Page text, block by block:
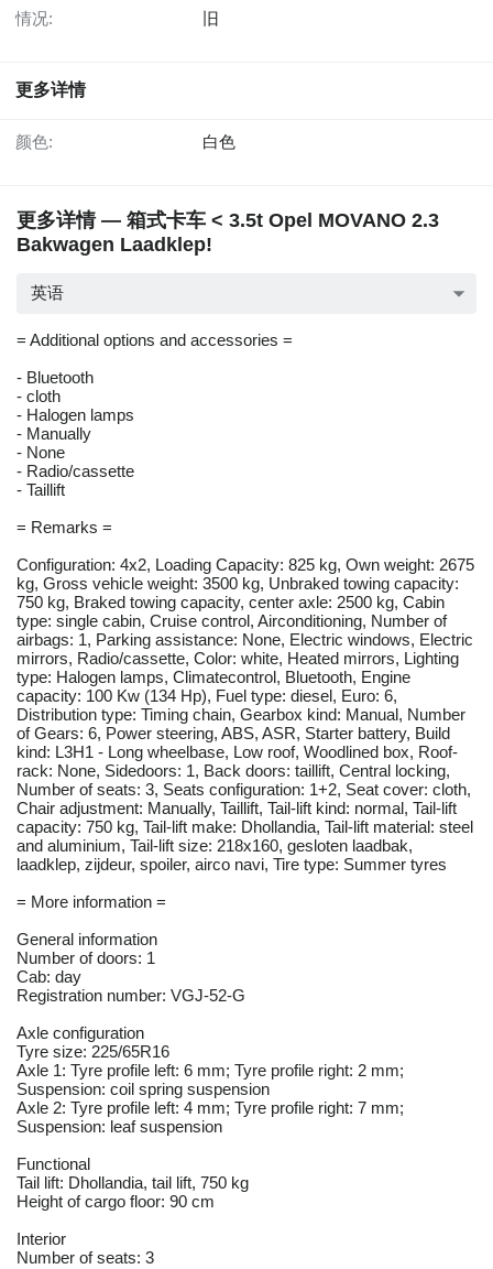
情况: 旧
更多详情
颜色: 白色
更多详情 — 箱式卡车 < 3.5t Opel MOVANO 2.3
Bakwagen Laadklep!
英语
= Additional options and accessories =
- Bluetooth
- cloth
- Halogen lamps
- Manually
- None
- Radio/cassette
- Taillift
= Remarks =
Configuration: 4x2, Loading Capacity: 825 kg, Own weight: 2675
kg, Gross vehicle weight: 3500 kg, Unbraked towing capacity:
750 kg, Braked towing capacity, center axle: 2500 kg, Cabin
type: single cabin, Cruise control, Airconditioning, Number of
airbags: 1, Parking assistance: None, Electric windows, Electric
mirrors, Radio/cassette, Color: white, Heated mirrors, Lighting
type: Halogen lamps, Climatecontrol, Bluetooth, Engine
capacity: 100 Kw (134 Hp), Fuel type: diesel, Euro: 6,
Distribution type: Timing chain, Gearbox kind: Manual, Number
of Gears: 6, Power steering, ABS, ASR, Starter battery, Build
kind: L3H1 - Long wheelbase, Low roof, Woodlined box, Roof-
rack: None, Sidedoors: 1, Back doors: taillift, Central locking,
Number of seats: 3, Seats configuration: 1+2, Seat cover: cloth,
Chair adjustment: Manually, Taillift, Tail-lift kind: normal, Tail-lift
capacity: 750 kg, Tail-lift make: Dhollandia, Tail-lift material: steel
and aluminium, Tail-lift size: 218x160, gesloten laadbak,
laadklep, zijdeur, spoiler, airco navi, Tire type: Summer tyres
= More information =
General information
Number of doors: 1
Cab: day
Registration number: VGJ-52-G
Axle configuration
Tyre size: 225/65R16
Axle 1: Tyre profile left: 6 mm; Tyre profile right: 2 mm;
Suspension: coil spring suspension
Axle 2: Tyre profile left: 4 mm; Tyre profile right: 7 mm;
Suspension: leaf suspension
Functional
Tail lift: Dhollandia, tail lift, 750 kg
Height of cargo floor: 90 cm
Interior
Number of seats: 3